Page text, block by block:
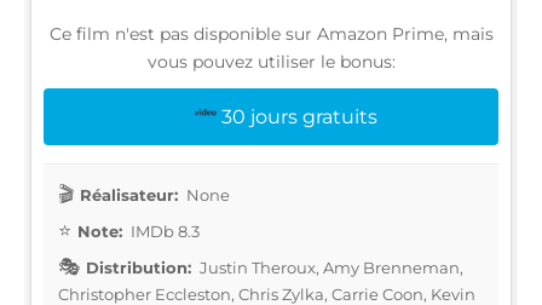
Ce film n'est pas disponible sur Amazon Prime, mais
vous pouvez utiliser le bonus:
30 jours gratuits
Réalisateur: None
Note: IMDb 8.3
Distribution: Justin Theroux, Amy Brenneman,
Christopher Eccleston, Chris Zylka, Carrie Coon, Kevin